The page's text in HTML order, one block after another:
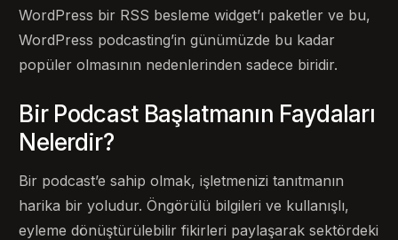
WordPress bir RSS besleme widget’ı paketler ve bu,
WordPress podcasting’in günümüzde bu kadar
popüler olmasının nedenlerinden sadece biridir.
Bir Podcast Başlatmanın Faydaları
Nelerdir?
Bir podcast’e sahip olmak, işletmenizi tanıtmanın
harika bir yoludur. Öngörülü bilgileri ve kullanışlı,
eyleme dönüştürülebilir fikirleri paylaşarak sektördeki